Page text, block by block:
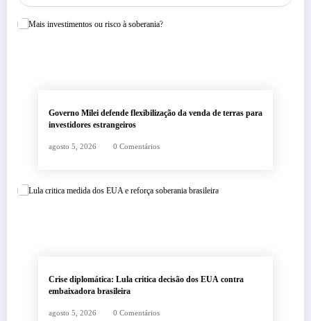
Governo Milei defende flexibilização da venda de terras para
investidores estrangeiros
agosto 5, 2026 0 Comentários
Crise diplomática: Lula critica decisão dos EUA contra
embaixadora brasileira
agosto 5, 2026 0 Comentários